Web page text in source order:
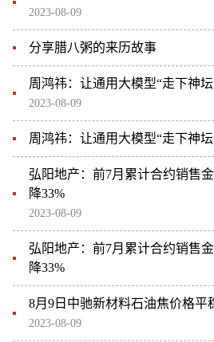
2023-08-09
分享腊八粥的来历故事
周鸿祎：让通用大模型“走下神
2023-08-09
周鸿祎：让通用大模型“走下神
弘阳地产：前7月累计合约销售
降33%
2023-08-09
弘阳地产：前7月累计合约销售
降33%
8月9日中驰新材料石油焦价格平
2023-08-09